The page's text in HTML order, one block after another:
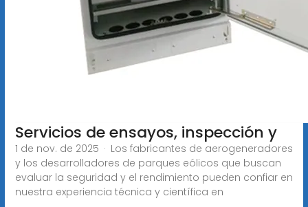
Servicios de ensayos, inspección y
1 de nov. de 2025 · Los fabricantes de aerogeneradores
y los desarrolladores de parques eólicos que buscan
evaluar la seguridad y el rendimiento pueden confiar en
nuestra experiencia técnica y científica en